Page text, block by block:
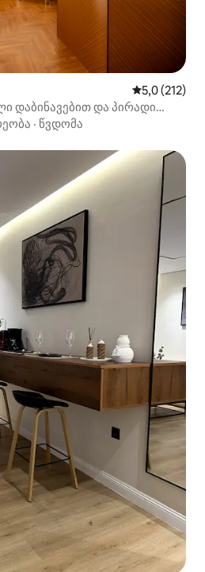
საშუალო
5,0 (212)
დაბინავებით და პირადი
· წვდომა